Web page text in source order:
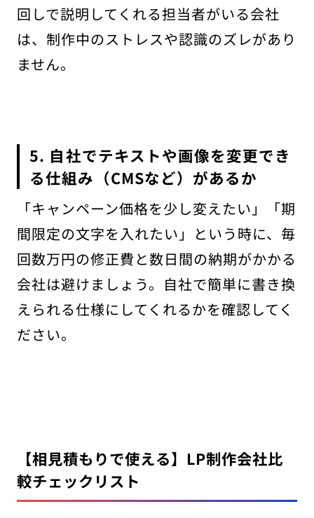
回しで説明してくれる担当者がいる会社
は、制作中のストレスや認識のズレがあり
ません。
5. 自社でテキストや画像を変更でき
る仕組み（CMSなど）があるか
「キャンペーン価格を少し変えたい」「期
間限定の文字を入れたい」という時に、毎
回数万円の修正費と数日間の納期がかかる
会社は避けましょう。自社で簡単に書き換
えられる仕様にしてくれるかを確認してく
ださい。
【相見積もりで使える】LP制作会社比
較チェックリスト